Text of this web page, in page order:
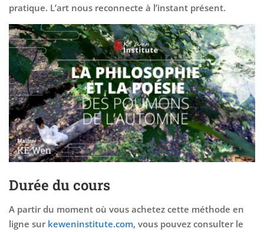
pratique. L’art nous reconnecte à l’instant présent.
Durée du cours
A partir du moment où vous achetez cette méthode en
ligne sur keweninstitute.com, vous pouvez consulter le